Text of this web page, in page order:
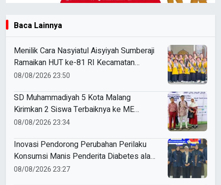
Baca Lainnya
Menilik Cara Nasyiatul Aisyiyah Sumberaji
Ramaikan HUT ke-81 RI Kecamatan
Sukodadi
08/08/2026 23:50
SD Muhammadiyah 5 Kota Malang
Kirimkan 2 Siswa Terbaiknya ke ME
Award 2026
08/08/2026 23:34
Inovasi Pendorong Perubahan Perilaku
Konsumsi Manis Penderita Diabetes ala
Mahasiswa Unesa
08/08/2026 23:27